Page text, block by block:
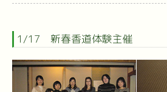
1/17 新春香道体験主催